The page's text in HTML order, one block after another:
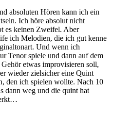
absoluten Hören kann ich ein
Ich höre absolut nicht
es keinen Zweifel. Aber
ich Melodien, die ich gut kenne
Und wenn ich
Tenor spiele und dann auf dem
etwas improvisieren soll,
wieder zielsicher eine Quint
den ich spielen wollte. Nach 10
dann weg und die quint hat